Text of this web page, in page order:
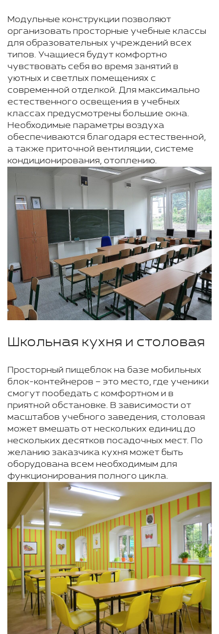
Модульные конструкции позволяют
организовать просторные учебные классы
для образовательных учреждений всех
типов. Учащиеся будут комфортно
чувствовать себя во время занятий в
уютных и светлых помещениях с
современной отделкой. Для максимально
естественного освещения в учебных
классах предусмотрены большие окна.
Необходимые параметры воздуха
обеспечиваются благодаря естественной,
а также приточной вентиляции, системе
кондиционирования, отоплению.
Школьная кухня и столовая
Просторный пищеблок на базе мобильных
блок-контейнеров – это место, где ученики
смогут пообедать с комфортном и в
приятной обстановке. В зависимости от
масштабов учебного заведения, столовая
может вмешать от нескольких единиц до
нескольких десятков посадочных мест. По
желанию заказчика кухня может быть
оборудована всем необходимым для
функционирования полного цикла.